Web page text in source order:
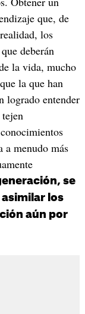
que, de
los
deberán
la vida, mucho
la que han
logrado entender
a menudo más
se
los
aún por